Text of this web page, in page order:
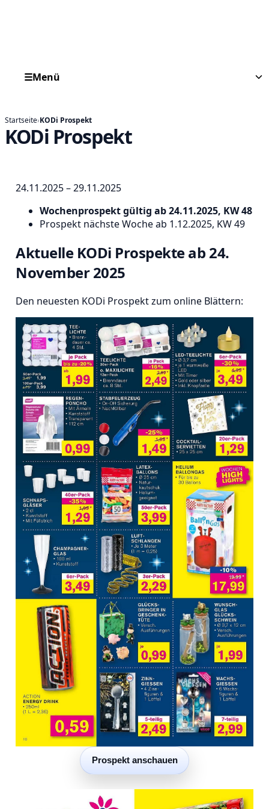
☰Menü
Startseite›KODi Prospekt
KODi Prospekt
24.11.2025 – 29.11.2025
Wochenprospekt gültig ab 24.11.2025, KW 48
Prospekt nächste Woche ab 1.12.2025, KW 49
Aktuelle KODi Prospekte ab 24.
November 2025
Den neuesten KODi Prospekt zum online Blättern:
Prospekt anschauen